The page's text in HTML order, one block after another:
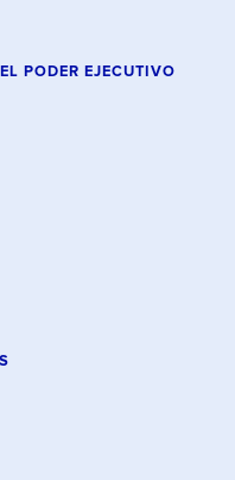
PODER EJECUTIVO